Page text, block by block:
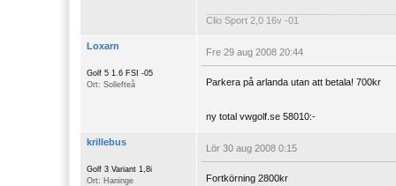
Clio Sport 2,0 16v -01
Loxarn
Golf 5 1.6 FSI -05
Ort: Sollefteå
Fre 29 aug 2008 20:44
Parkera på arlanda utan att betala! 700kr
ny total vwgolf.se 58010:-
krillebus
Golf 3 Variant 1,8i
Ort: Haninge
Lör 30 aug 2008 0:15
Fortkörning 2800kr